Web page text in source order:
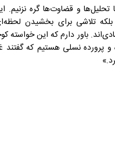
تحلیل‌ها و قضاوت‌ها گره نزنیم.
بلکه تلاشی برای بخشیدن
باور دارم که این خواسته
پرورده نسلی هستیم که گفتند